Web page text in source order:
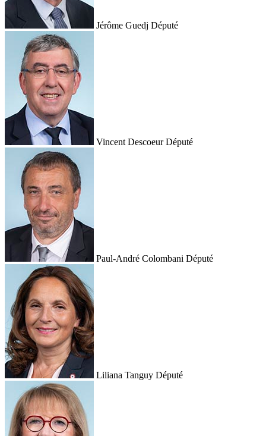
Jérôme Guedj Député
Vincent Descoeur Député
Paul-André Colombani Député
Liliana Tanguy Député